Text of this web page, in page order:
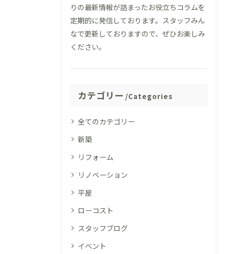
りの最新情報が詰まったお役立ちコラムを
定期的に発信しております。スタッフみん
なで更新しておりますので、ぜひお楽しみ
ください。
カテゴリー Categories
全てのカテゴリー
新築
リフォーム
リノベーション
平屋
ローコスト
スタッフブログ
イベント